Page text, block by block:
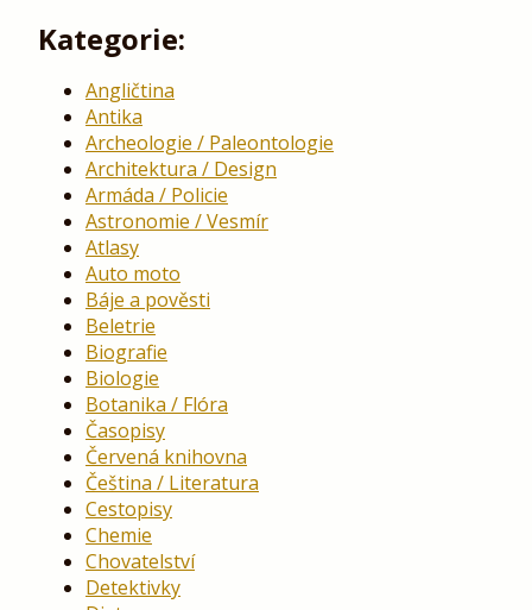
Kategorie:
Angličtina
Antika
Archeologie / Paleontologie
Architektura / Design
Armáda / Policie
Astronomie / Vesmír
Atlasy
Auto moto
Báje a pověsti
Beletrie
Biografie
Biologie
Botanika / Flóra
Časopisy
Červená knihovna
Čeština / Literatura
Cestopisy
Chemie
Chovatelství
Detektivky